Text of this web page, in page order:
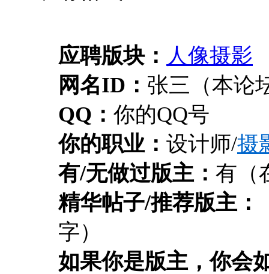
应聘版块： 人像摄影
网名ID： 张三（本论
QQ： 你的QQ号
你的职业： 设计师/摄
有/无做过版主： 有（
精华帖子/推荐版主：
字）
如果你是版主，你会